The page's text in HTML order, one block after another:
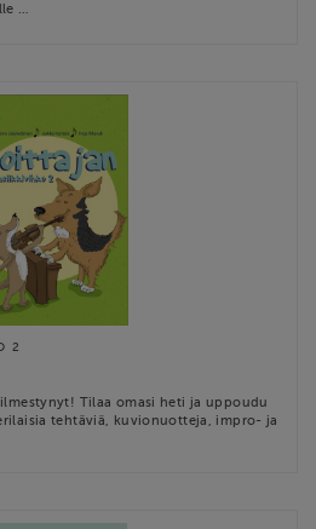
…
2
Tilaa omasi heti ja uppoudu
tehtäviä, kuvionuotteja, impro- ja